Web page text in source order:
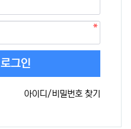
로그인
아이디/비밀번호 찾기